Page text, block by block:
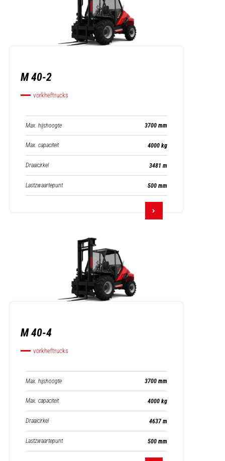
M 40-2
vorkheftrucks
Max. hijshoogte 3700 mm
Max. capaciteit 4000 kg
Draaicirkel 3481 m
Lastzwaartepunt 500 mm
M 40-4
vorkheftrucks
Max. hijshoogte 3700 mm
Max. capaciteit 4000 kg
Draaicirkel 4637 m
Lastzwaartepunt 500 mm